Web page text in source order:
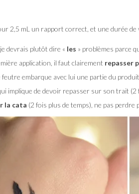
2,5 mL un rapport correct, et une durée
devrais plutôt dire « les » problèmes parce
application, il faut clairement repasser
feutre embarque avec lui une partie du
implique de devoir repasser sur son trait
la cata (2 fois plus de temps), ne pas perdre